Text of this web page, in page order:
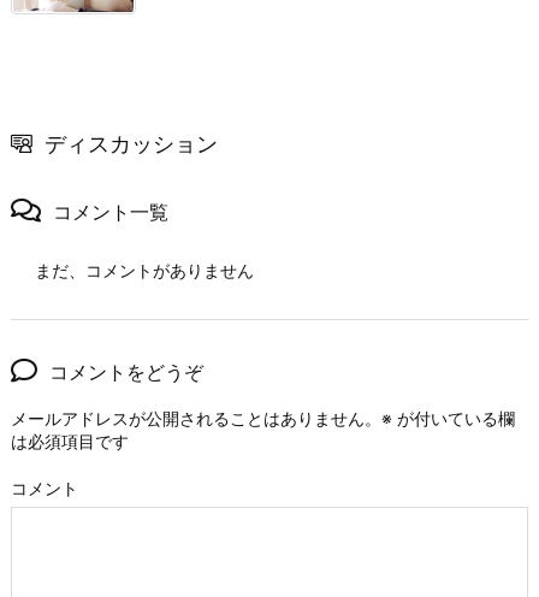
ディスカッション
コメント一覧
まだ、コメントがありません
コメントをどうぞ
メールアドレスが公開されることはありません。 ※ が付いている欄
は必須項目です
コメント